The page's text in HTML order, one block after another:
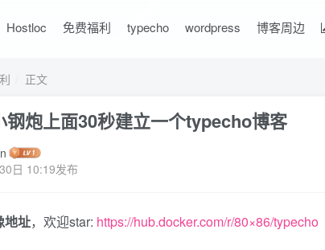
Hostloc 免费福利 typecho wordpress 博客周边
正文
钢炮上面30秒建立一个typecho博客
日 10:19发布
地址，欢迎star: https://hub.docker.com/r/80×86/typecho